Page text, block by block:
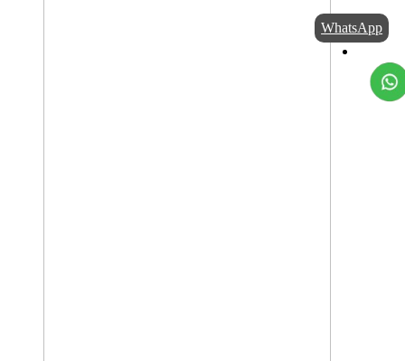
WhatsApp